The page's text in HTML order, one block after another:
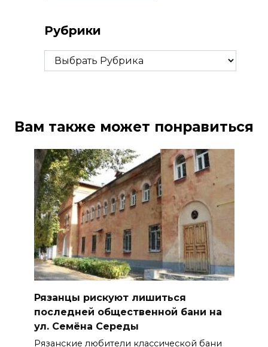
Рубрики
Рубрики
Вам также может понравиться
Рязанцы рискуют лишиться
последней общественной бани на
ул. Семёна Середы
Рязанские любители классической бани